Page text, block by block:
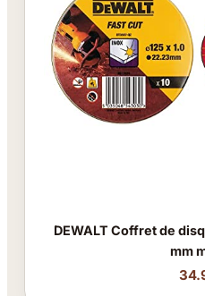
DEWALT Coffret de
mm